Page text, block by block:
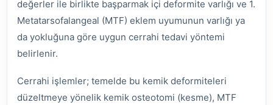
değerler ile birlikte başparmak içi deformite varlığı ve 1.
Metatarsofalangeal (MTF) eklem uyumunun varlığı ya
da yokluğuna göre uygun cerrahi tedavi yöntemi
belirlenir.
Cerrahi işlemler; temelde bu kemik deformiteleri
düzeltmeye yönelik kemik osteotomi (kesme), MTF